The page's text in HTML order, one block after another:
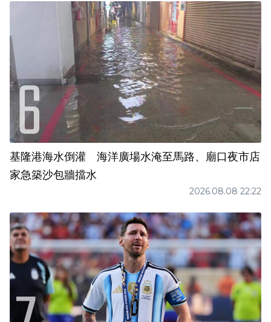
基隆港海水倒灌 海洋廣場水淹至馬路、廟口夜市店
家急築沙包牆擋水
2026.08.08 22:22